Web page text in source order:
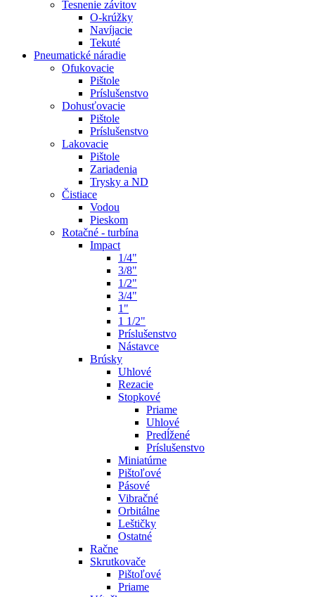
Tesnenie závitov
O-krúžky
Navíjacie
Tekuté
Pneumatické náradie
Ofukovacie
Pištole
Príslušenstvo
Dohusťovacie
Pištole
Príslušenstvo
Lakovacie
Pištole
Zariadenia
Trysky a ND
Čistiace
Vodou
Pieskom
Rotačné - turbína
Impact
1/4"
3/8"
1/2"
3/4"
1"
1 1/2"
Príslušenstvo
Nástavce
Brúsky
Uhlové
Rezacie
Stopkové
Priame
Uhlové
Predĺžené
Príslušenstvo
Miniatúrne
Pištoľové
Pásové
Vibračné
Orbitálne
Leštičky
Ostatné
Račne
Skrutkovače
Pištoľové
Priame